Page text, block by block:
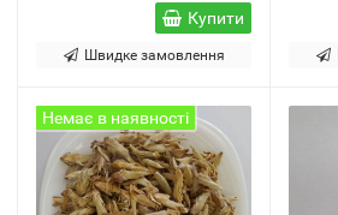
Купити
Швидке замовлення
Немає в наявності